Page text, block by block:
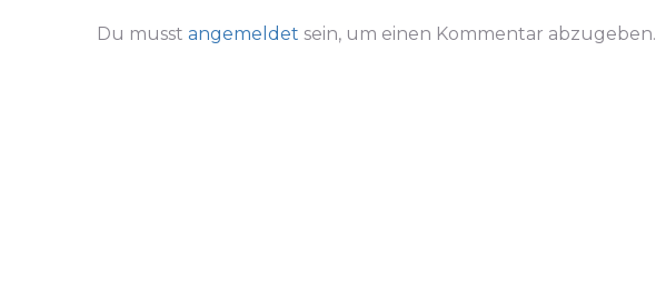
Du musst angemeldet sein, um einen Kommentar abzugeben.